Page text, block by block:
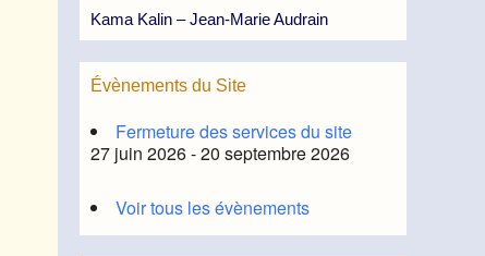
Kama Kalin – Jean-Marie Audrain
Évènements du Site
Fermeture des services du site
27 juin 2026 - 20 septembre 2026
Voir tous les évènements